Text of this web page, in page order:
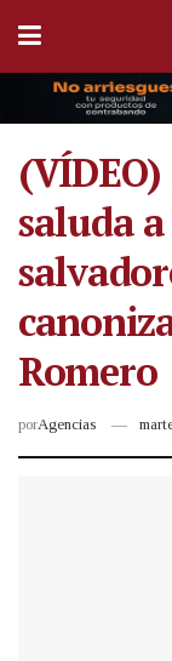
saluda
Romero
porAgencias